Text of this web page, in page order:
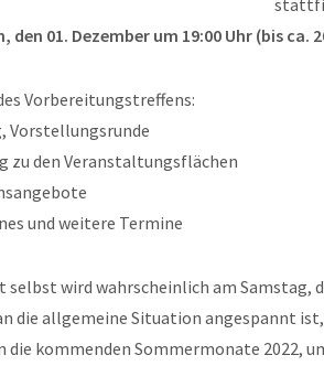
den 01. Dezember um 19:00 Uhr (bis ca.
Vorbereitungstreffens:
den Veranstaltungsflächen
und weitere Termine
selbst wird wahrscheinlich am Samstag,
die allgemeine Situation angespannt
die kommenden Sommermonate 2022,